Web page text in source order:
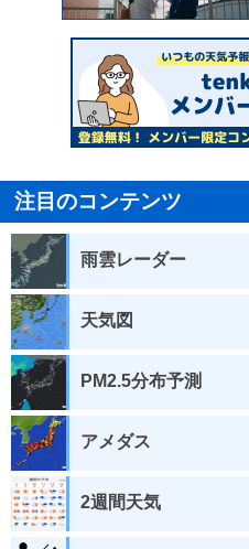
注目のコンテンツ
雨雲レーダー
天気図
PM2.5分布予測
アメダス
2週間天気